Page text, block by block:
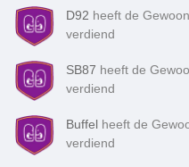
D92 heeft de
verdiend
SB87 heeft de
verdiend
Buffel heeft de
verdiend